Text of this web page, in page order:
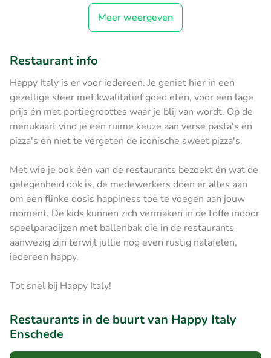
Meer weergeven
Restaurant info
Happy Italy is er voor iedereen. Je geniet hier in een
gezellige sfeer met kwalitatief goed eten, voor een lage
prijs én met portiegroottes waar je blij van wordt. Op de
menukaart vind je een ruime keuze aan verse pasta's en
pizza's en niet te vergeten de iconische sweet pizza's.
Met wie je ook één van de restaurants bezoekt én wat de
gelegenheid ook is, de medewerkers doen er alles aan
om een flinke dosis happiness toe te voegen aan jouw
moment. De kids kunnen zich vermaken in de toffe indoor
speelparadijzen met ballenbak die in de restaurants
aanwezig zijn terwijl jullie nog even rustig natafelen,
iedereen happy.
Tot snel bij Happy Italy!
Restaurants in de buurt van Happy Italy
Enschede